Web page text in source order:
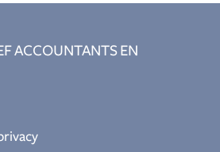
ACCOUNTANTS EN